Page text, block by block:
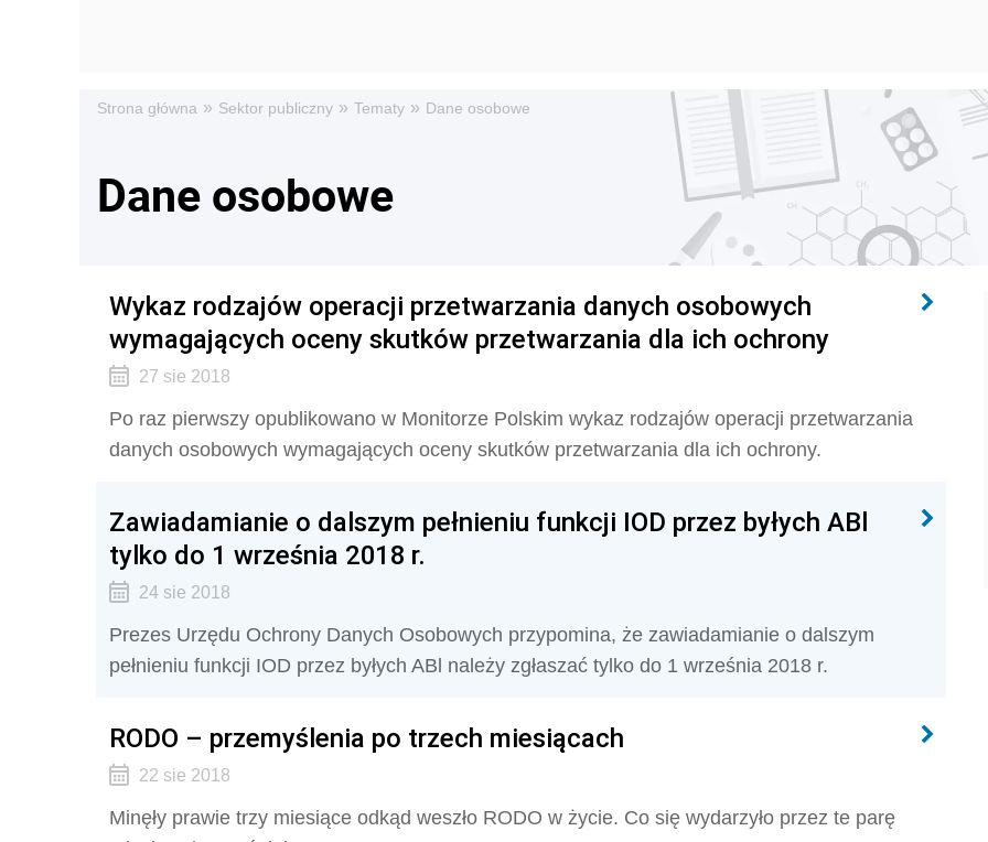
Strona główna » Sektor publiczny » Tematy » Dane osobowe
Dane osobowe
Wykaz rodzajów operacji przetwarzania danych osobowych
wymagających oceny skutków przetwarzania dla ich ochrony
27 sie 2018
Po raz pierwszy opublikowano w Monitorze Polskim wykaz rodzajów operacji przetwarzania
danych osobowych wymagających oceny skutków przetwarzania dla ich ochrony.
Zawiadamianie o dalszym pełnieniu funkcji IOD przez byłych ABl
tylko do 1 września 2018 r.
24 sie 2018
Prezes Urzędu Ochrony Danych Osobowych przypomina, że zawiadamianie o dalszym
pełnieniu funkcji IOD przez byłych ABl należy zgłaszać tylko do 1 września 2018 r.
RODO – przemyślenia po trzech miesiącach
22 sie 2018
Minęły prawie trzy miesiące odkąd weszło RODO w życie. Co się wydarzyło przez te parę